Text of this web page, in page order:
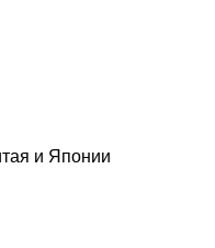
и Японии